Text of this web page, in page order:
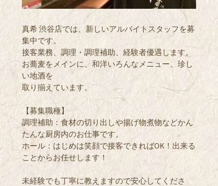
真希 渋谷店では、新しいアルバイトスタッフを募
集中です。
接客業務、調理・調理補助、経験者優遇します。
お蕎麦をメインに、和洋いろんなメニュー、珍し
い地酒を
取り揃えています。
【募集職種】
調理補助：食材の切り出しや揚げ物煮物などかん
たんな厨房内のお仕事です。
ホール：はじめは笑顔で接客できればOK！出来る
ことからお任せします！
未経験でも丁寧に教えますので安心してくださ